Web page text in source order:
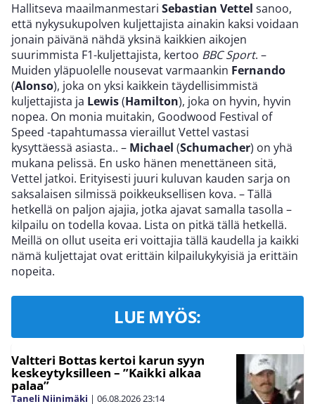
Hallitseva maailmanmestari Sebastian Vettel sanoo,
että nykysukupolven kuljettajista ainakin kaksi voidaan
jonain päivänä nähdä yksinä kaikkien aikojen
suurimmista F1-kuljettajista, kertoo BBC Sport. –
Muiden yläpuolelle nousevat varmaankin Fernando
(Alonso), joka on yksi kaikkein täydellisimmistä
kuljettajista ja Lewis(Hamilton), joka on hyvin, hyvin
nopea. On monia muitakin, Goodwood Festival of
Speed -tapahtumassa vieraillut Vettel vastasi
kysyttäessä asiasta.. – Michael (Schumacher) on yhä
mukana pelissä. En usko hänen menettäneen sitä,
Vettel jatkoi. Erityisesti juuri kuluvan kauden sarja on
saksalaisen silmissä poikkeuksellisen kova. – Tällä
hetkellä on paljon ajajia, jotka ajavat samalla tasolla –
kilpailu on todella kovaa. Lista on pitkä tällä hetkellä.
Meillä on ollut useita eri voittajia tällä kaudella ja kaikki
nämä kuljettajat ovat erittäin kilpailukykyisiä ja erittäin
nopeita.
LUE MYÖS:
Valtteri Bottas kertoi karun syyn
keskeytyksilleen – ”Kaikki alkaa
palaa”
Taneli Niinimäki | 06.08.202623:14